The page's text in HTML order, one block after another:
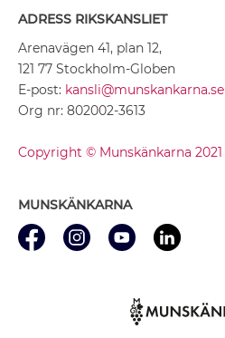
ADRESS RIKSKANSLIET
Arenavägen 41, plan 12,
121 77 Stockholm-Globen
E-post: kansli@munskankarna.se
Org nr: 802002-3613
Copyright © Munskänkarna 2021
MUNSKÄNKARNA